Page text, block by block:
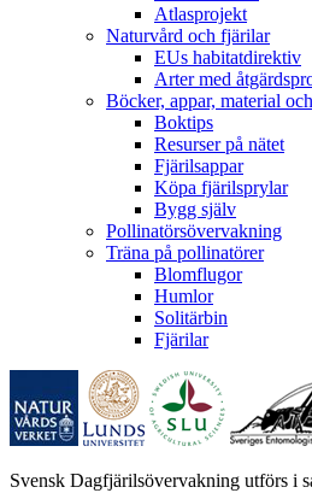
Atlasprojekt
Naturvård och fjärilar
EUs habitatdirektiv
Arter med
Böcker, appar, material
Boktips
Resurser på nätet
Fjärilsappar
Köpa fjärilsprylar
Bygg själv
Pollinatörsövervakning
Träna på pollinatörer
Blomflugor
Humlor
Solitärbin
Fjärilar
Svensk Dagfjärilsövervakning utförs i